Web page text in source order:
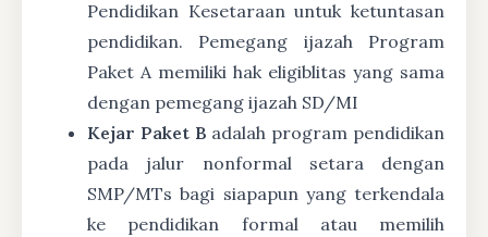
Pendidikan Kesetaraan untuk ketuntasan
pendidikan. Pemegang ijazah Program
Paket A memiliki hak eligiblitas yang sama
dengan pemegang ijazah SD/MI
Kejar Paket B adalah program pendidikan
pada jalur nonformal setara dengan
SMP/MTs bagi siapapun yang terkendala
ke pendidikan formal atau memilih